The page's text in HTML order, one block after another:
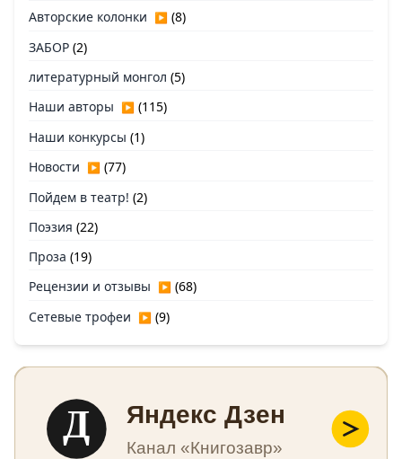
Авторские колонки ▶ (8)
ЗАБОР (2)
литературный монгол (5)
Наши авторы ▶ (115)
Наши конкурсы (1)
Новости ▶ (77)
Пойдем в театр! (2)
Поэзия (22)
Проза (19)
Рецензии и отзывы ▶ (68)
Сетевые трофеи ▶ (9)
Д Яндекс Дзен
Канал «Книгозавр»